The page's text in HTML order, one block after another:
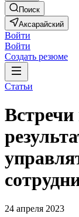
Поиск
Аксарайский
Войти
Войти
Создать резюме
Статьи
Встречи
24 апреля 2023